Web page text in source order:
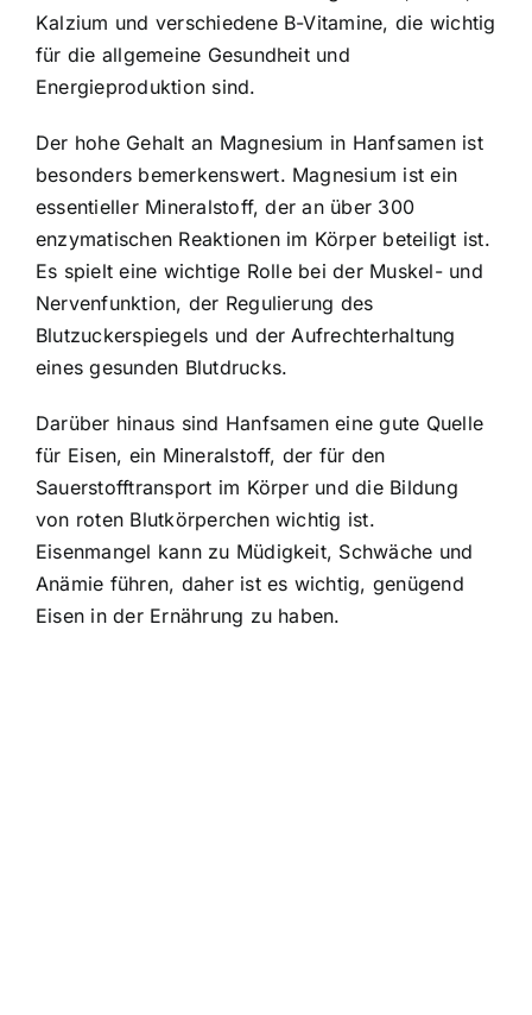
Kalzium und verschiedene B-Vitamine, die wichtig
für die allgemeine Gesundheit und
Energieproduktion sind.
Der hohe Gehalt an Magnesium in Hanfsamen ist
besonders bemerkenswert. Magnesium ist ein
essentieller Mineralstoff, der an über 300
enzymatischen Reaktionen im Körper beteiligt ist.
Es spielt eine wichtige Rolle bei der Muskel- und
Nervenfunktion, der Regulierung des
Blutzuckerspiegels und der Aufrechterhaltung
eines gesunden Blutdrucks.
Darüber hinaus sind Hanfsamen eine gute Quelle
für Eisen, ein Mineralstoff, der für den
Sauerstofftransport im Körper und die Bildung
von roten Blutkörperchen wichtig ist.
Eisenmangel kann zu Müdigkeit, Schwäche und
Anämie führen, daher ist es wichtig, genügend
Eisen in der Ernährung zu haben.